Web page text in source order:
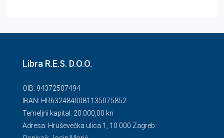
Libra R.E.S. D.O.O.
OIB: 94372507494
IBAN: HR6324840081135075852
Temeljni kapital: 20.000,00 kn
Adresa: Hruševečka ulica 1, 10 000 Zagreb